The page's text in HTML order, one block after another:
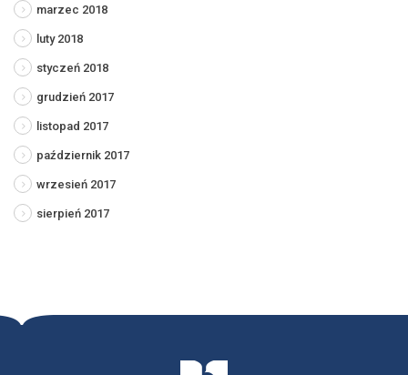
marzec 2018
luty 2018
styczeń 2018
grudzień 2017
listopad 2017
październik 2017
wrzesień 2017
sierpień 2017